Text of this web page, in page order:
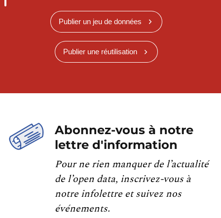
Publier un jeu de données
Publier une réutilisation
Abonnez-vous à notre
lettre d'information
Pour ne rien manquer de l’actualité
de l’open data, inscrivez-vous à
notre infolettre et suivez nos
événements.